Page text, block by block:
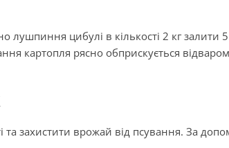
цибулі в кількості 2 кг залити
картопля рясно обприскується відваром
та захистити врожай від псування. За